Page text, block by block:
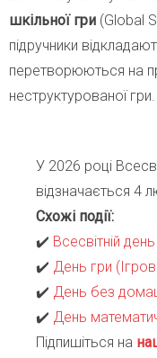
шкільної гри (Global
підручники
перетворюються на
неструктурованої
У 2026 році
відзначається 4
Схожі події:
✔️ Всесвітній
✔️ День гри
✔️ День без
✔️ День
Підпишіться на